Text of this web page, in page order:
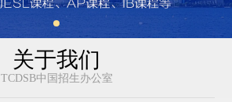
关于我们
TCDSB中国招生办公室